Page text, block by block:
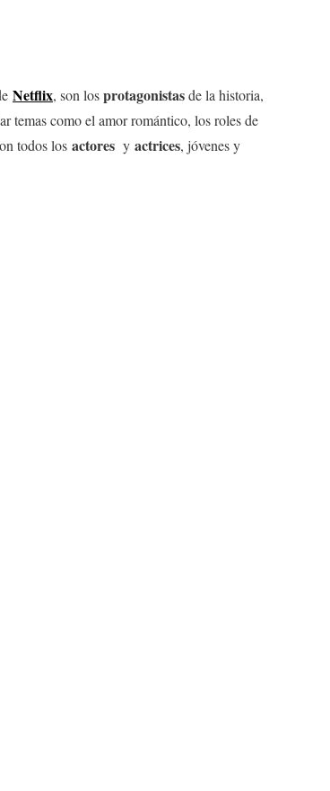
Netflix, son losprotagonistasde la historia,
temas como el amor romántico, los roles de
todos los actores y actrices, jóvenes y